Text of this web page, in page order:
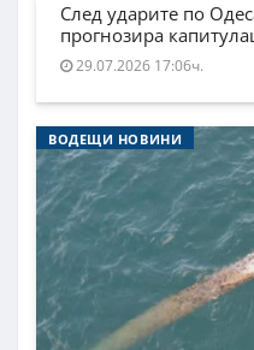
След ударите по
прогнозира
29.07.2026 17:06ч.
ВОДЕЩИ НОВИНИ